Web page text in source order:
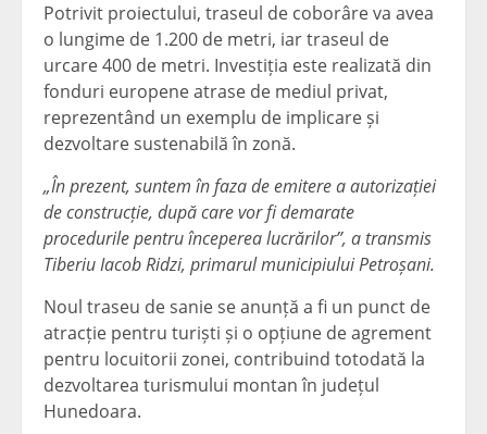
Potrivit proiectului, traseul de coborâre va avea
o lungime de 1.200 de metri, iar traseul de
urcare 400 de metri. Investiția este realizată din
fonduri europene atrase de mediul privat,
reprezentând un exemplu de implicare și
dezvoltare sustenabilă în zonă.
„În prezent, suntem în faza de emitere a autorizației
de construcție, după care vor fi demarate
procedurile pentru începerea lucrărilor”, a transmis
Tiberiu Iacob Ridzi, primarul municipiului Petroșani.
Noul traseu de sanie se anunță a fi un punct de
atracție pentru turiști și o opțiune de agrement
pentru locuitorii zonei, contribuind totodată la
dezvoltarea turismului montan în județul
Hunedoara.